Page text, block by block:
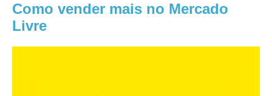
Como vender mais no Mercado
Livre